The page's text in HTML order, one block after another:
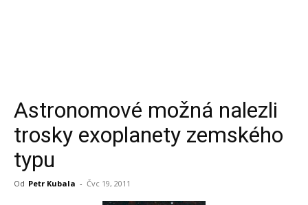
Astronomové možná nalezli
trosky exoplanety zemského
typu
Od Petr Kubala - Čvc 19, 2011